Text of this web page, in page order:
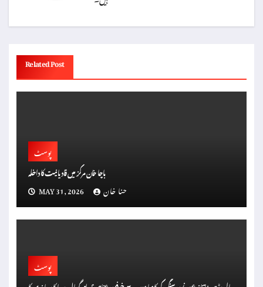
Related Post
پوسٹ
باچا خان مرکز میں قادیانیت کا داخلہ
MAY 31, 2026
حنا خان
پوسٹ